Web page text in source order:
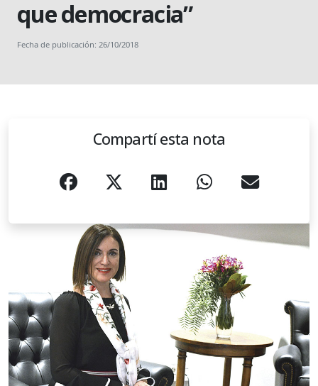
que democracia”
Fecha de publicación: 26/10/2018
Compartí esta nota